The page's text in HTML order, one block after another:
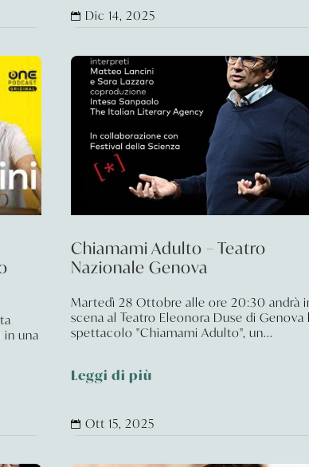
 Dic 14, 2025
una
Chiamami Adulto – Teatro
Nazionale Genova
Martedì 28 Ottobre alle ore 20:30 andrà
scena al Teatro Eleonora Duse di Genova
spettacolo "Chiamami Adulto", un...
Leggi di più
 Ott 15, 2025